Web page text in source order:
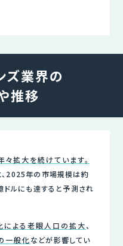
ズ業界の
推移
々拡大を続けています。
2025年の市場規模は約
ルにも達すると予測され
による老眼人口の拡大、
一般化などが影響してい